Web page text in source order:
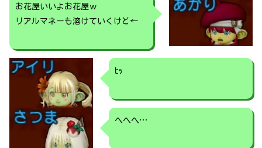
お花屋いいよお花屋ｗ
リアルマネーも溶けていくけど←
ﾋｯ
へへへ…